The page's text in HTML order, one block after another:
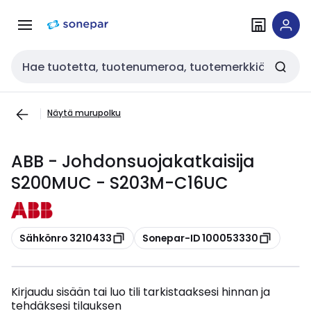
navigointiinsisältöön
Haku
Näytä murupolku
ABB - Johdonsuojakatkaisija
S200MUC - S203M-C16UC
Kopioi
Sähkönro 3210433 Kopioi
Sonepar-ID 100053330
Kirjaudu sisään tai luo tili tarkistaaksesi hinnan ja
tehdäksesi tilauksen